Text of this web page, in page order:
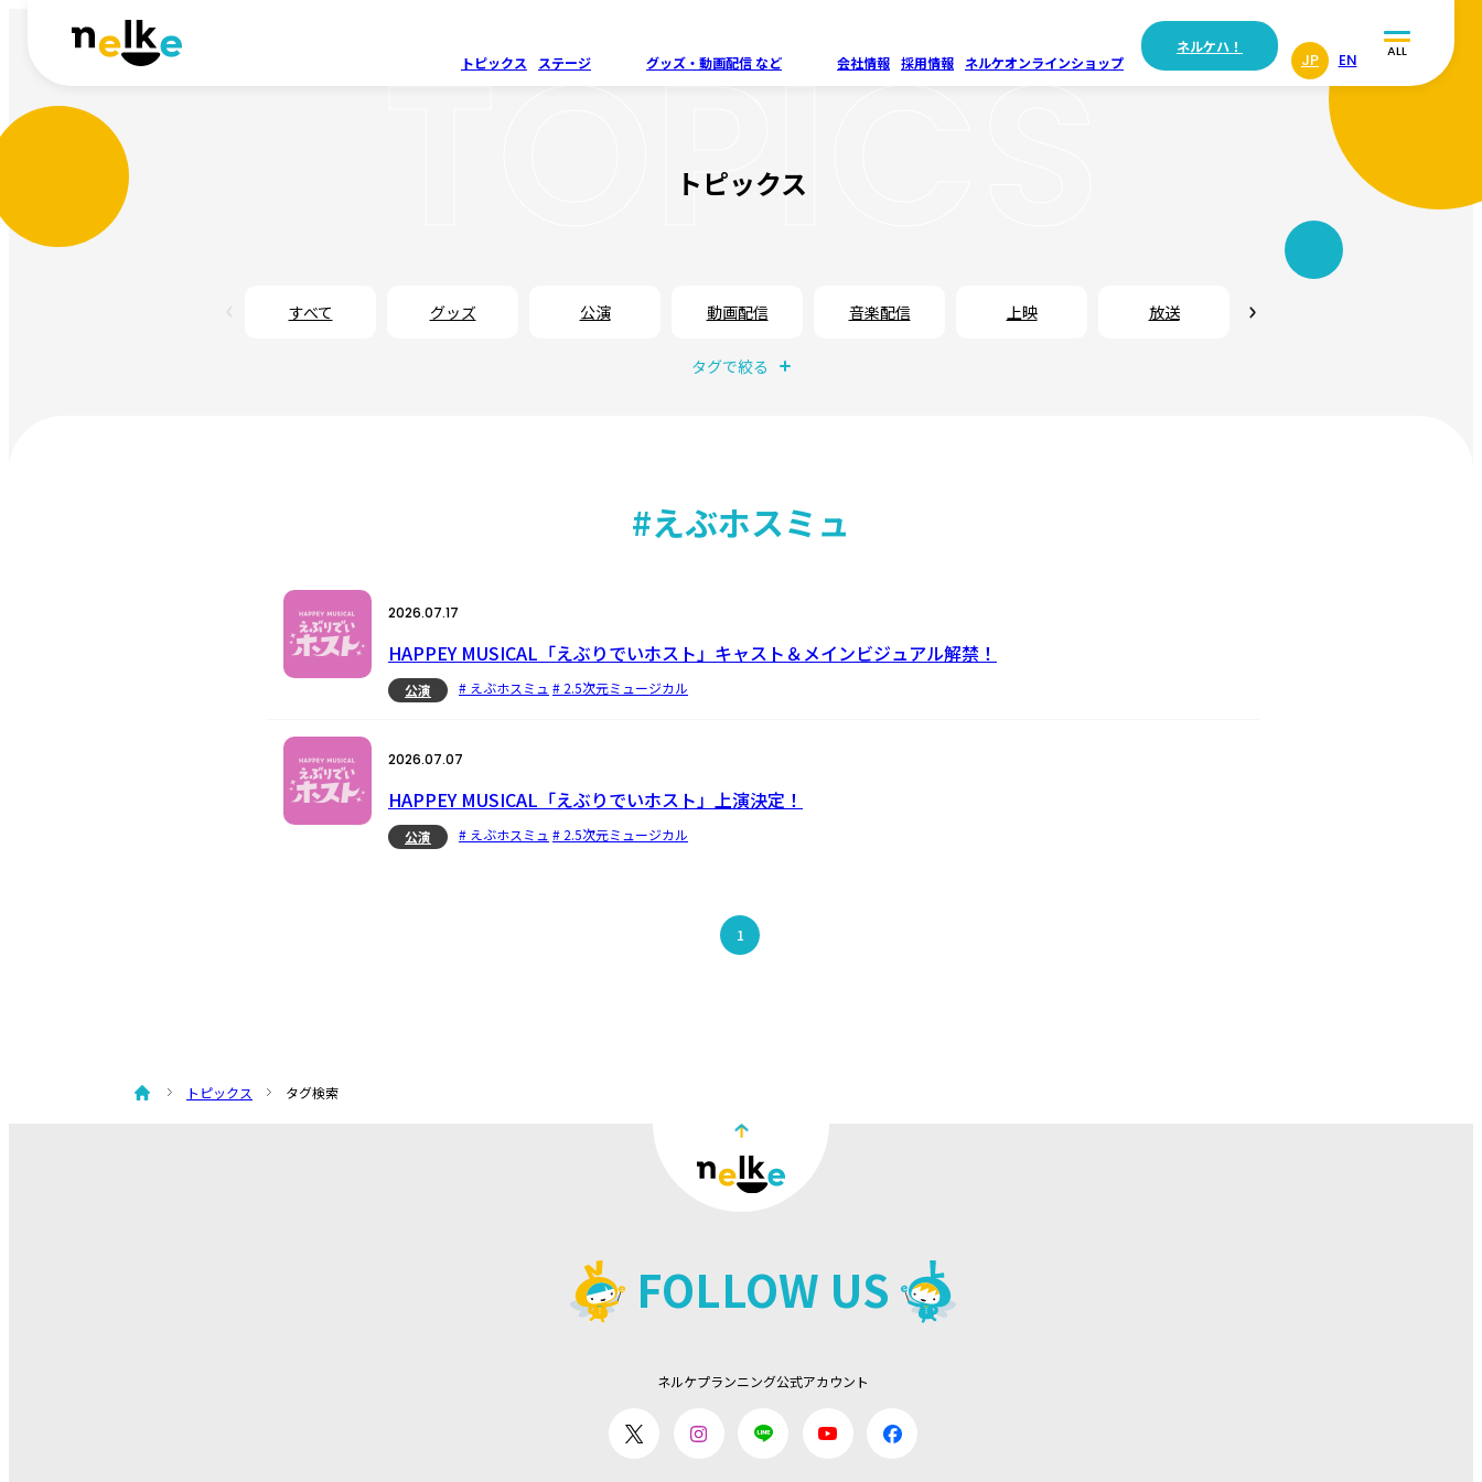
ネルケハ！
トピックス
ステージ グッズ・ 動画配信 など 会社情報 採用情報 ネルケオンラインショップ JP EN ALL
TOPICS
トピックス
すべて グッズ 公演 動画配信 音楽配信 上映 放送
タグで絞る
#えぶホスミュ
2026.07.17
HAPPEY MUSICAL「えぶりでいホスト」キャスト＆メインビジュアル解禁！
公演 # えぶホスミュ # 2.5次元ミュージカル
2026.07.07
HAPPEY MUSICAL「えぶりでいホスト」上演決定！
公演 # えぶホスミュ # 2.5次元ミュージカル
1
トピックス タグ検索
FOLLOW US
ネルケプランニング公式アカウント